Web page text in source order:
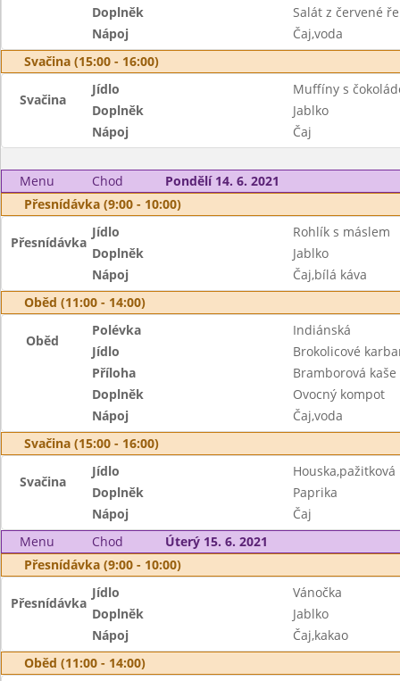
Doplněk
Salát z červené
Nápoj
Čaj,voda
Svačina (15:00 - 16:00)
Svačina
Jídlo
Muffíny s
Doplněk
Jablko
Nápoj
Čaj
Menu Chod
Pondělí 14. 6. 2021
Přesnídávka (9:00 - 10:00)
Přesnídávka
Jídlo
Rohlík s máslem
Doplněk
Jablko
Nápoj
Čaj,bílá káva
Oběd (11:00 - 14:00)
Oběd
Polévka
Indiánská
Jídlo
Brokolicové
Příloha
Bramborová kaše
Doplněk
Ovocný kompot
Nápoj
Čaj,voda
Svačina (15:00 - 16:00)
Svačina
Jídlo
Doplněk
Paprika
Nápoj
Čaj
Menu
Chod
Úterý 15. 6. 2021
Přesnídávka (9:00 - 10:00)
Přesnídávka
Jídlo
Vánočka
Doplněk
Jablko
Nápoj
Čaj,kakao
Oběd (11:00 - 14:00)